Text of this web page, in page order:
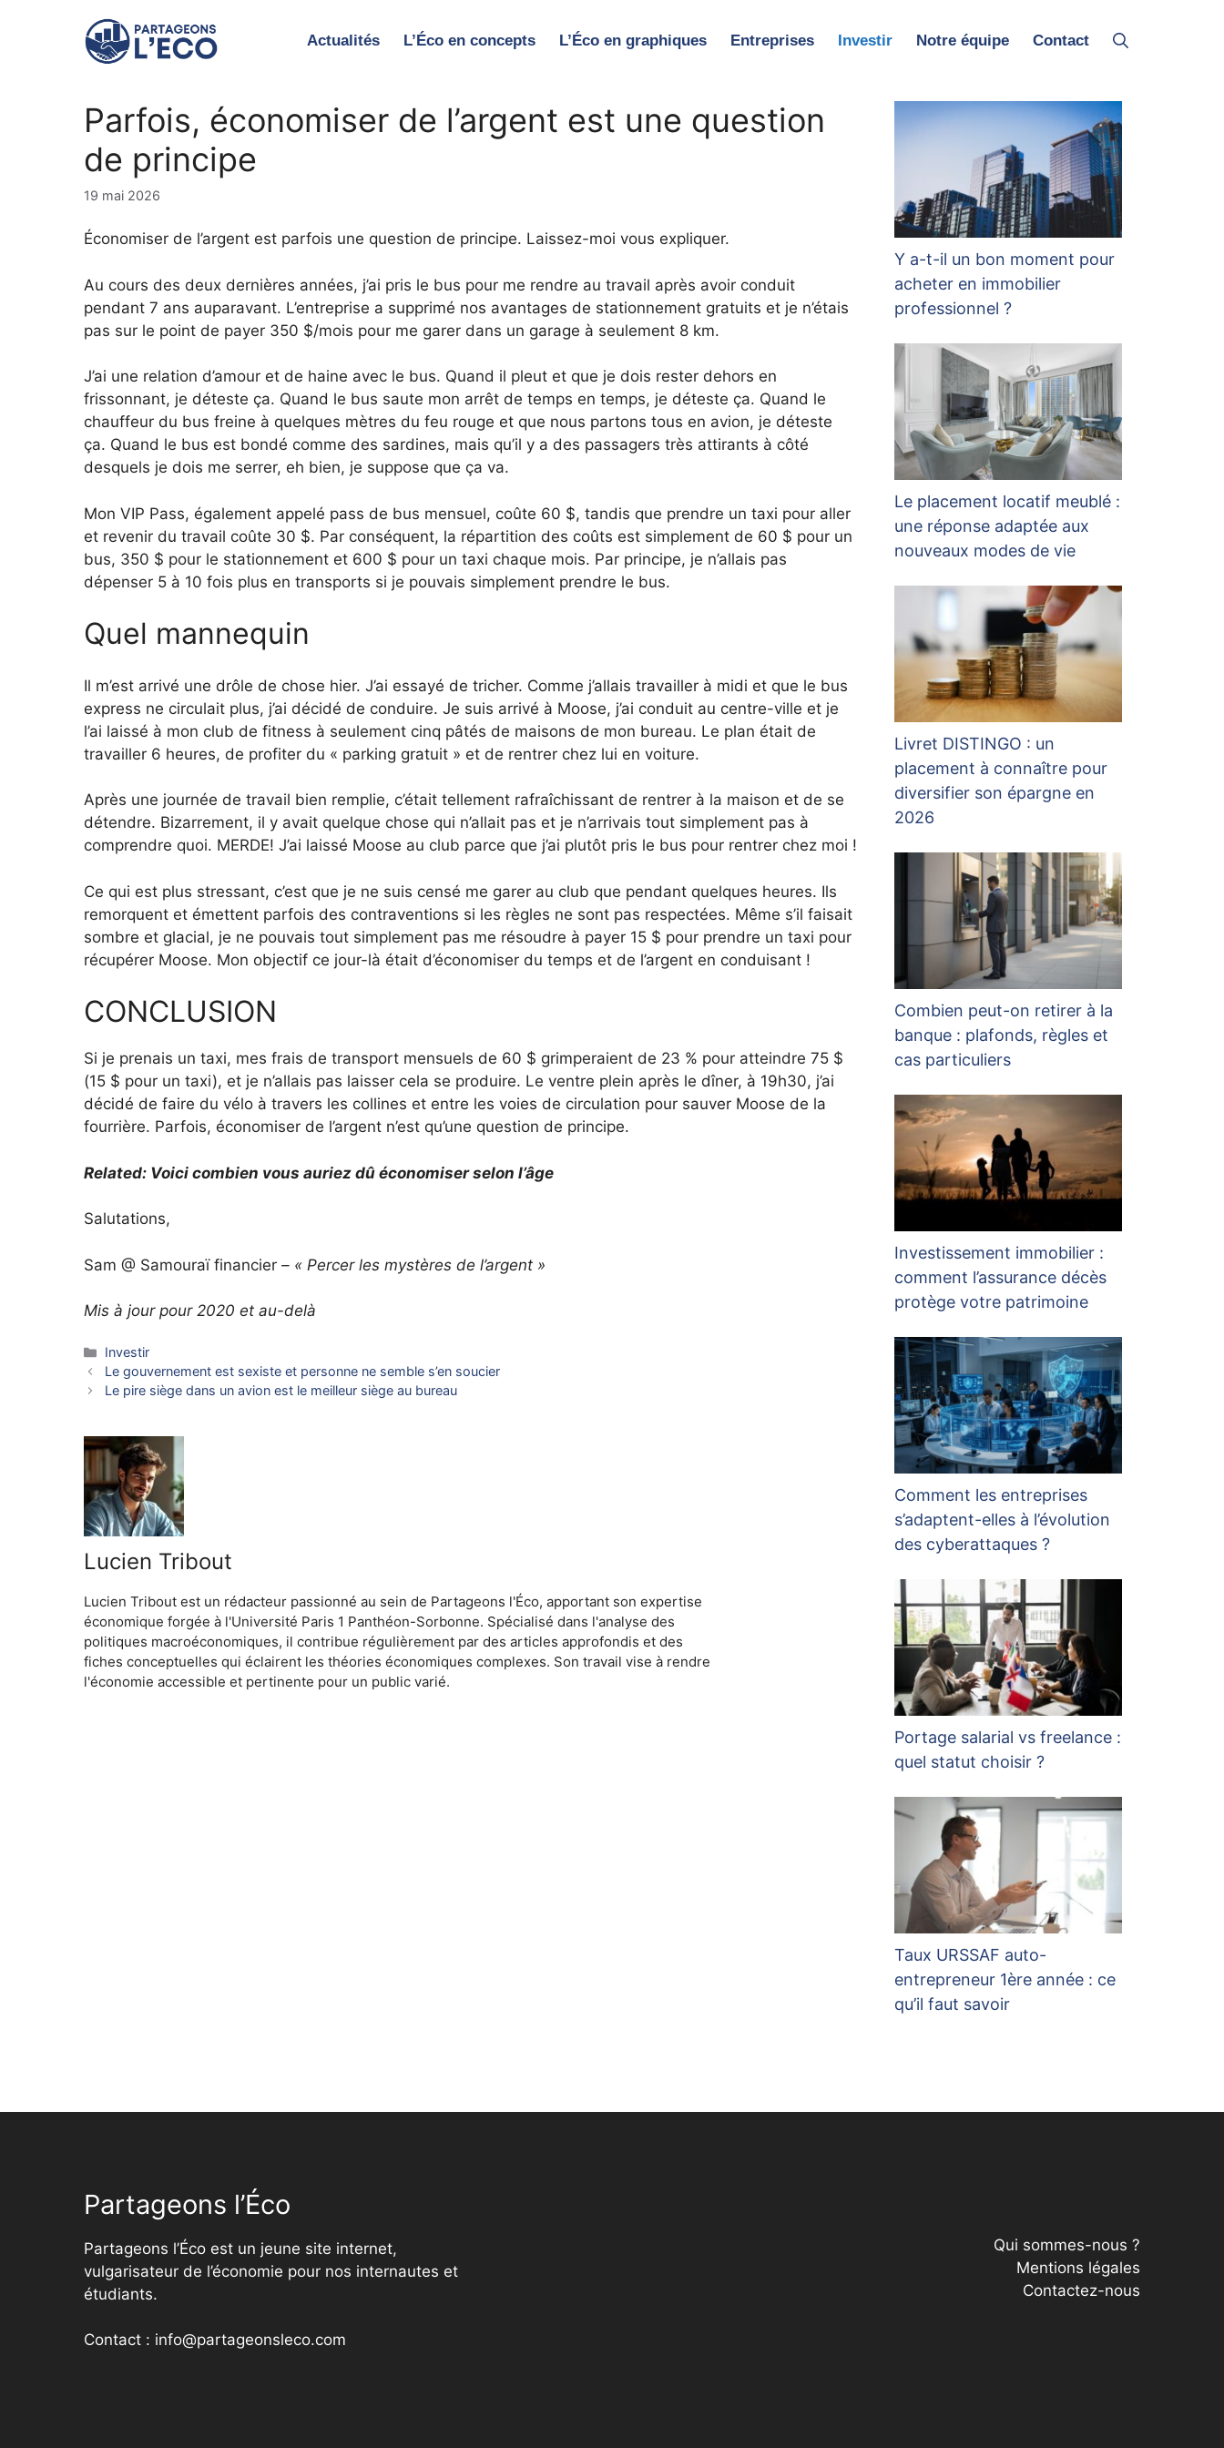
Actualités L’Éco en concepts L’Éco en graphiques Entreprises Investir Notre équipe Contact
Parfois, économiser de l’argent est une question
de principe
19 mai 2026
Économiser de l’argent est parfois une question de principe. Laissez-moi vous expliquer.
Au cours des deux dernières années, j’ai pris le bus pour me rendre au travail après avoir conduit
pendant 7 ans auparavant. L’entreprise a supprimé nos avantages de stationnement gratuits et je n’étais
pas sur le point de payer 350 $/mois pour me garer dans un garage à seulement 8 km.
J’ai une relation d’amour et de haine avec le bus. Quand il pleut et que je dois rester dehors en
frissonnant, je déteste ça. Quand le bus saute mon arrêt de temps en temps, je déteste ça. Quand le
chauffeur du bus freine à quelques mètres du feu rouge et que nous partons tous en avion, je déteste
ça. Quand le bus est bondé comme des sardines, mais qu’il y a des passagers très attirants à côté
desquels je dois me serrer, eh bien, je suppose que ça va.
Mon VIP Pass, également appelé pass de bus mensuel, coûte 60 $, tandis que prendre un taxi pour aller
et revenir du travail coûte 30 $. Par conséquent, la répartition des coûts est simplement de 60 $ pour un
bus, 350 $ pour le stationnement et 600 $ pour un taxi chaque mois. Par principe, je n’allais pas
dépenser 5 à 10 fois plus en transports si je pouvais simplement prendre le bus.
Quel mannequin
Il m’est arrivé une drôle de chose hier. J’ai essayé de tricher. Comme j’allais travailler à midi et que le bus
express ne circulait plus, j’ai décidé de conduire. Je suis arrivé à Moose, j’ai conduit au centre-ville et je
l’ai laissé à mon club de fitness à seulement cinq pâtés de maisons de mon bureau. Le plan était de
travailler 6 heures, de profiter du « parking gratuit » et de rentrer chez lui en voiture.
Après une journée de travail bien remplie, c’était tellement rafraîchissant de rentrer à la maison et de se
détendre. Bizarrement, il y avait quelque chose qui n’allait pas et je n’arrivais tout simplement pas à
comprendre quoi. MERDE! J’ai laissé Moose au club parce que j’ai plutôt pris le bus pour rentrer chez moi !
Ce qui est plus stressant, c’est que je ne suis censé me garer au club que pendant quelques heures. Ils
remorquent et émettent parfois des contraventions si les règles ne sont pas respectées. Même s’il faisait
sombre et glacial, je ne pouvais tout simplement pas me résoudre à payer 15 $ pour prendre un taxi pour
récupérer Moose. Mon objectif ce jour-là était d’économiser du temps et de l’argent en conduisant !
CONCLUSION
Si je prenais un taxi, mes frais de transport mensuels de 60 $ grimperaient de 23 % pour atteindre 75 $
(15 $ pour un taxi), et je n’allais pas laisser cela se produire. Le ventre plein après le dîner, à 19h30, j’ai
décidé de faire du vélo à travers les collines et entre les voies de circulation pour sauver Moose de la
fourrière. Parfois, économiser de l’argent n’est qu’une question de principe.
Related: Voici combien vous auriez dû économiser selon l’âge
Salutations,
Sam @ Samouraï financier – « Percer les mystères de l’argent »
Mis à jour pour 2020 et au-delà
Catégories
Investir
Le gouvernement est sexiste et personne ne semble s’en soucier
Le pire siège dans un avion est le meilleur siège au bureau
Lucien Tribout
Lucien Tribout est un rédacteur passionné au sein de Partageons l'Éco, apportant son expertise
économique forgée à l'Université Paris 1 Panthéon-Sorbonne. Spécialisé dans l'analyse des
politiques macroéconomiques, il contribue régulièrement par des articles approfondis et des
fiches conceptuelles qui éclairent les théories économiques complexes. Son travail vise à rendre
l'économie accessible et pertinente pour un public varié.
Y a-t-il un bon moment pour
acheter en immobilier
professionnel ?
Le placement locatif meublé :
une réponse adaptée aux
nouveaux modes de vie
Livret DISTINGO : un
placement à connaître pour
diversifier son épargne en
2026
Combien peut-on retirer à la
banque : plafonds, règles et
cas particuliers
Investissement immobilier :
comment l’assurance décès
protège votre patrimoine
Comment les entreprises
s’adaptent-elles à l’évolution
des cyberattaques ?
Portage salarial vs freelance :
quel statut choisir ?
Taux URSSAF auto-
entrepreneur 1ère année : ce
qu’il faut savoir
Partageons l’Éco
Partageons l’Éco est un jeune site internet,
vulgarisateur de l’économie pour nos internautes et
étudiants.
Contact : info@partageonsleco.com
Qui sommes-nous ?
Mentions légales
Contactez-nous